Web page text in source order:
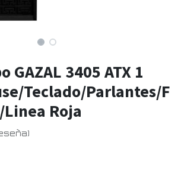
GAZAL 3405 ATX 1
Teclado/Parlantes/F
Roja